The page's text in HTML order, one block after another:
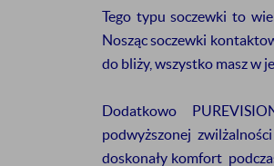
Tego typu soczewki to
Nosząc soczewki
do bliży, wszystko masz w
Dodatkowo
podwyższonej
doskonały komfort
*